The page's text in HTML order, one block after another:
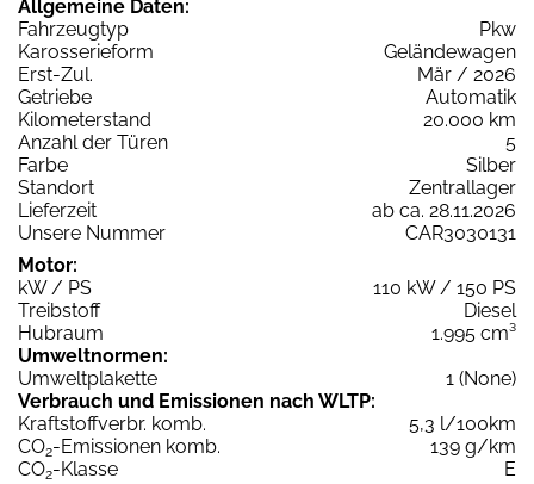
Allgemeine Daten:
Fahrzeugtyp
Pkw
Karosserieform
Geländewagen
Erst-Zul.
Mär / 2026
Getriebe
Automatik
Kilometerstand
20.000 km
Anzahl der Türen
5
Farbe
Silber
Standort
Zentrallager
Lieferzeit
ab ca. 28.11.2026
Unsere Nummer
CAR3030131
Motor:
kW / PS
110 kW / 150 PS
Treibstoff
Diesel
Hubraum
1.995 cm³
Umweltnormen:
Umweltplakette
1 (None)
Verbrauch und Emissionen nach WLTP:
Kraftstoffverbr. komb.
5,3 l/100km
CO2-Emissionen komb.
139 g/km
CO2-Klasse
E